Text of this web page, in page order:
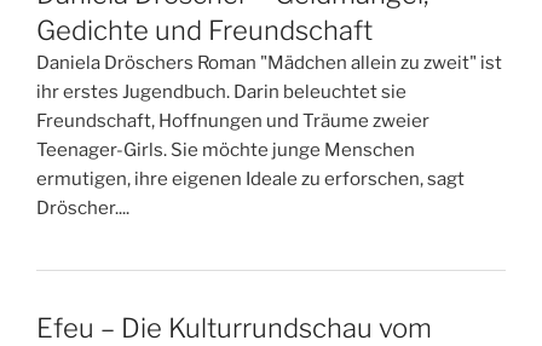
Gedichte und Freundschaft
Daniela Dröschers Roman "Mädchen allein zu zweit" ist
ihr erstes Jugendbuch. Darin beleuchtet sie
Freundschaft, Hoffnungen und Träume zweier
Teenager-Girls. Sie möchte junge Menschen
ermutigen, ihre eigenen Ideale zu erforschen, sagt
Dröscher....
Efeu – Die Kulturrundschau vom